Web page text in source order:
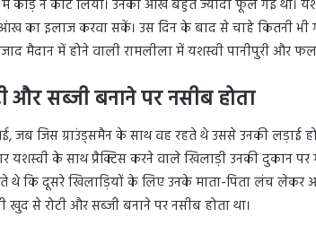
ने काट लिया। उनकी आंख बहुत ज्यादा फूल गई थी।
का इलाज करवा सकें। उस दिन के बाद से चाहे कितनी भी
मैदान में होने वाली रामलीला में यशस्वी पानीपुरी और
और सब्जी बनाने पर नसीब होता
जब जिस ग्राउंड्समैन के साथ वह रहते थे उससे उनकी लड़ाई
यशस्वी के साथ प्रैक्टिस करने वाले खिलाड़ी उनकी दुकान
थे कि दूसरे खिलाड़ियों के लिए उनके माता-पिता लंच लेकर
खुद से रोटी और सब्जी बनाने पर नसीब होता था।